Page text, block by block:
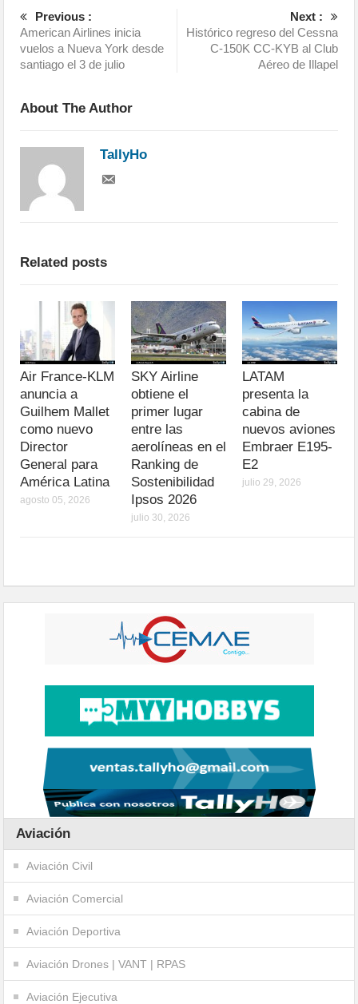
Previous :
American Airlines inicia
vuelos a Nueva York desde
santiago el 3 de julio
Next :
Histórico regreso del Cessna
C-150K CC-KYB al Club
Aéreo de Illapel
About The Author
TallyHo
Related posts
Air France-KLM
anuncia a
Guilhem Mallet
como nuevo
Director
General para
América Latina
agosto 05, 2026
SKY Airline
obtiene el
primer lugar
entre las
aerolíneas en el
Ranking de
Sostenibilidad
Ipsos 2026
julio 30, 2026
LATAM
presenta la
cabina de
nuevos aviones
Embraer E195-
E2
julio 29, 2026
Aviación
Aviación Civil
Aviación Comercial
Aviación Deportiva
Aviación Drones | VANT | RPAS
Aviación Ejecutiva